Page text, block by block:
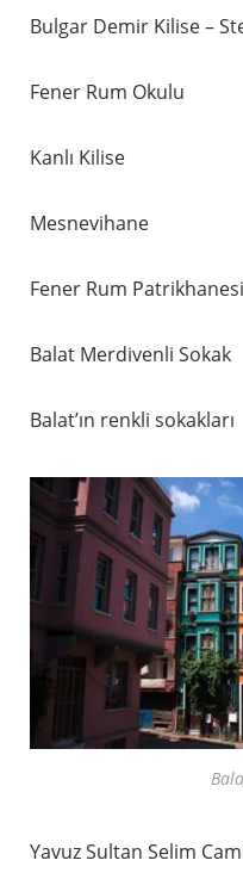
Bulgar Demir Kilise –
Fener Rum Okulu
Kanlı Kilise
Mesnevihane
Fener Rum Patrikhanesi
Balat Merdivenli Sokak
Balat’ın renkli sokakları
Yavuz Sultan Selim